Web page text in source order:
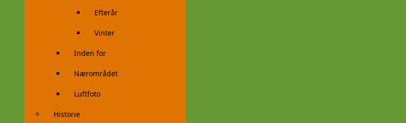
Efterår
Vinter
Inden for
Nærområdet
Luftfoto
Historie